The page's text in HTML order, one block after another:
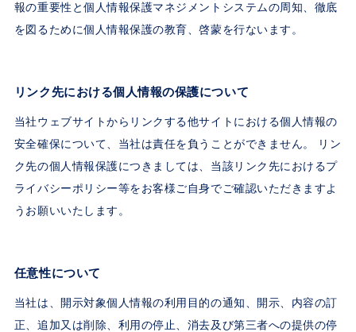
報の重要性と個人情報保護マネジメントシステムの周知、徹底
を図るために個人情報保護の教育、啓蒙を行ないます。
リンク先における個人情報の保護について
当社ウェブサイトからリンクする他サイトにおける個人情報の
安全確保について、当社は責任を負うことができません。 リン
ク先の個人情報保護につきましては、当該リンク先におけるプ
ライバシーポリシー等をお客様ご自身でご確認いただきますよ
うお願いいたします。
任意性について
当社は、開示対象個人情報の利用目的の通知、開示、内容の訂
正、追加又は削除、利用の停止、消去及び第三者への提供の停